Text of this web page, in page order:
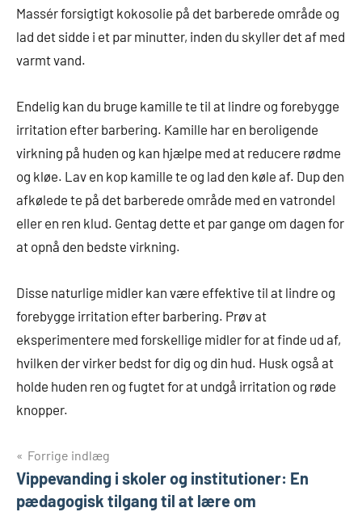
Massér forsigtigt kokosolie på det barberede område og
lad det sidde i et par minutter, inden du skyller det af med
varmt vand.
Endelig kan du bruge kamille te til at lindre og forebygge
irritation efter barbering. Kamille har en beroligende
virkning på huden og kan hjælpe med at reducere rødme
og kløe. Lav en kop kamille te og lad den køle af. Dup den
afkølede te på det barberede område med en vatrondel
eller en ren klud. Gentag dette et par gange om dagen for
at opnå den bedste virkning.
Disse naturlige midler kan være effektive til at lindre og
forebygge irritation efter barbering. Prøv at
eksperimentere med forskellige midler for at finde ud af,
hvilken der virker bedst for dig og din hud. Husk også at
holde huden ren og fugtet for at undgå irritation og røde
knopper.
Indlægsnavigation
Forrige indlæg
Vippevanding i skoler og institutioner: En
pædagogisk tilgang til at lære om